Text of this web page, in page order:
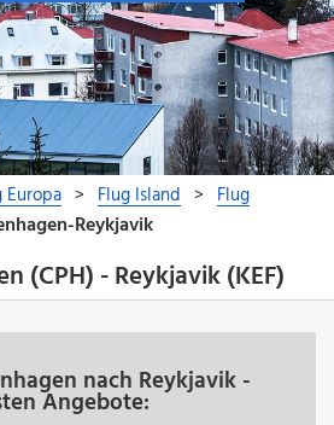
(CPH) - Reykjavik (KEF)
nach Reykjavik -
Angebote: